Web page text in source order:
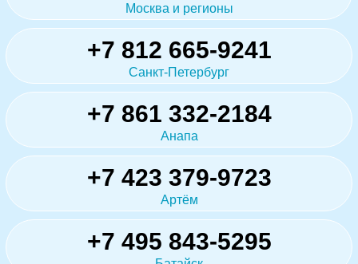
Москва и регионы
+7 812 665-9241
Санкт-Петербург
+7 861 332-2184
Анапа
+7 423 379-9723
Артём
+7 495 843-5295